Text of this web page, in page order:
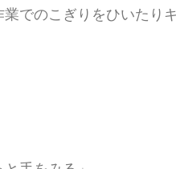
のこぎりをひいたり